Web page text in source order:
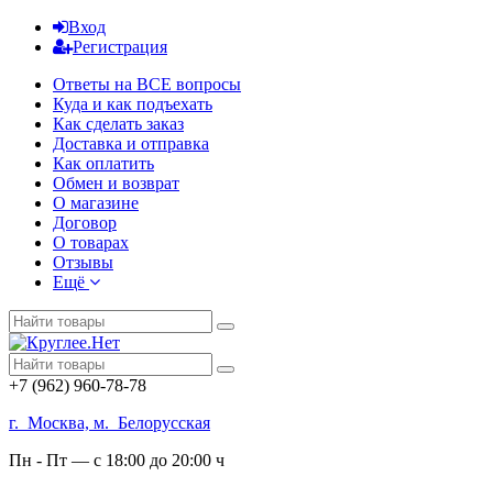
Вход
Регистрация
Ответы на ВСЕ вопросы
Куда и как подъехать
Как сделать заказ
Доставка и отправка
Как оплатить
Обмен и возврат
О магазине
Договор
О товарах
Отзывы
Ещё
+7 (962) 960-78-78
г. Москва, м. Белорусская
Пн - Пт — с 18:00 до 20:00 ч